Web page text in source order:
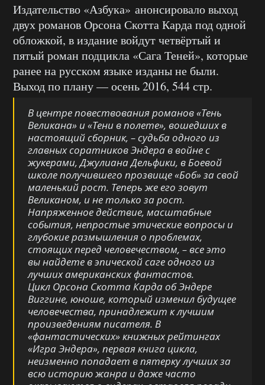
Издательство «Азбука» анонсировало выход
двух романов Орсона Скотта Карда под одной
обложкой, в издание войдут четвёртый и
пятый роман подцикла «Сага Теней», которые
ранее на русском языке изданы не были.
Выход по плану — осень 2016, 544 стр.
В центре повествования романов «Тень
Великана» и «Тени в полете», вошедших в
настоящий сборник, – судьба одного из
главных соратников Эндера в войне с
жукерами, Джулиана Дельфики, в Боевой
школе получившего прозвище «Боб» за свой
маленький рост. Теперь же его зовут
Великаном, и не только за рост.
Напряженное действие, масштабные
события, непростые этические вопросы и
глубокие размышления о проблемах,
стоящих перед человечеством, – все это
вы найдете в эпической саге одного из
лучших американских фантастов.
Цикл Орсона Скотта Карда об Эндере
Виггине, юноше, который изменил будущее
человечества, принадлежит к лучшим
произведениям писателя. В
«фантастических» книжных рейтингах
«Игра Эндера», первая книга цикла,
неизменно попадает в пятерку лучших за
всю историю жанра и даже часто